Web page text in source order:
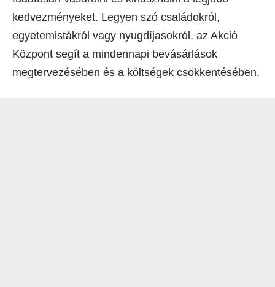
kedvezményeket. Legyen szó családokról,
egyetemistákról vagy nyugdíjasokról, az Akció
Központ segít a mindennapi bevásárlások
megtervezésében és a költségek csökkentésében.